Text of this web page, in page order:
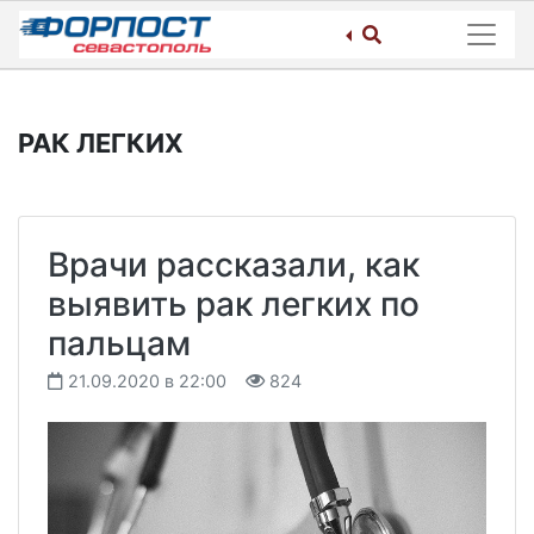
Skip
content
РАК ЛЕГКИХ
Врачи рассказали, как
выявить рак легких по
пальцам
21.09.2020 в 22:00 824